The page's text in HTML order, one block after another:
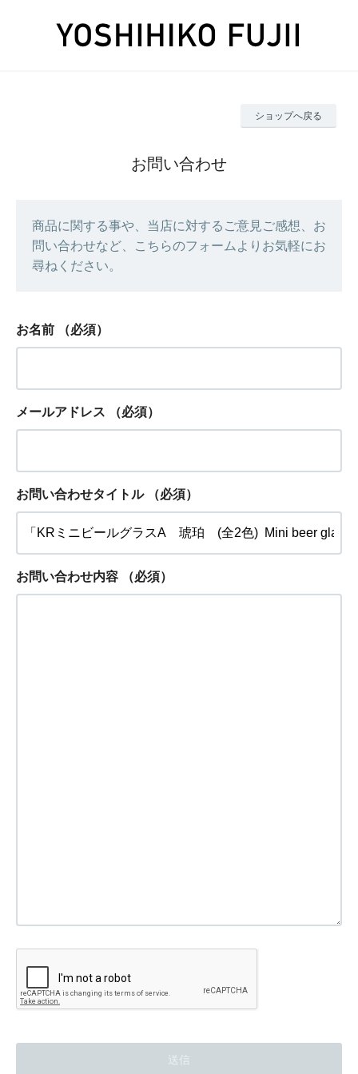
ショップへ戻る
お問い合わせ
商品に関する事や、当店に対するご意見ご感想、お
問い合わせなど、こちらのフォームよりお気軽にお
尋ねください。
お名前 （必須）
メールアドレス （必須）
お問い合わせタイトル （必須）
お問い合わせ内容 （必須）